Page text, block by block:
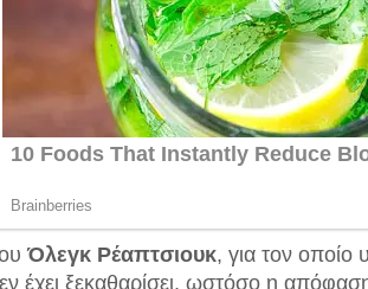
Όλεγκ Ρέαπτσιουκ, για τον οποίο
έχει ξεκαθαρίσει, ωστόσο η